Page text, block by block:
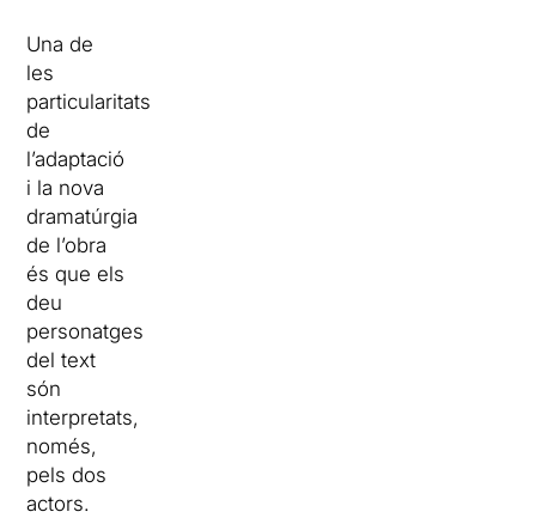
Una de
les
particularitats
de
l’adaptació
i la nova
dramatúrgia
de l’obra
és que els
deu
personatges
del text
són
interpretats,
només,
pels dos
actors.